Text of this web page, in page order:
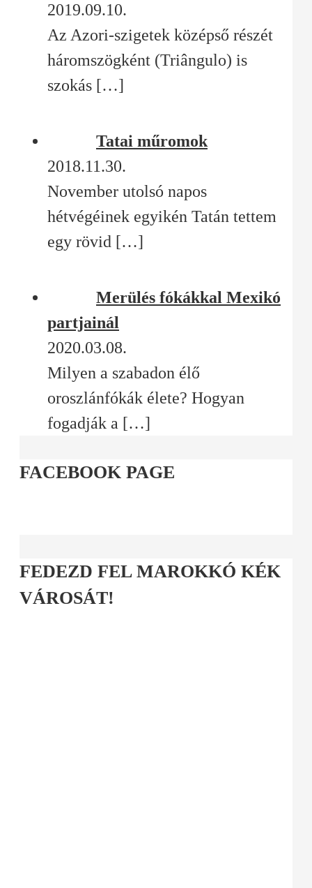
2019.09.10.
Az Azori-szigetek középső részét
háromszögként (Triângulo) is
szokás […]
Tatai műromok
2018.11.30.
November utolsó napos
hétvégéinek egyikén Tatán tettem
egy rövid […]
Merülés fókákkal Mexikó
partjainál
2020.03.08.
Milyen a szabadon élő
oroszlánfókák élete? Hogyan
fogadják a […]
FACEBOOK PAGE
FEDEZD FEL MAROKKÓ KÉK
VÁROSÁT!